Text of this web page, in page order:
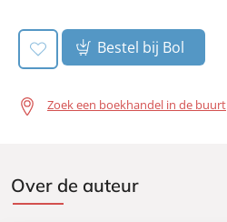
Bestel bij Bol
Zoek een boekhandel in de buurt
Over de auteur